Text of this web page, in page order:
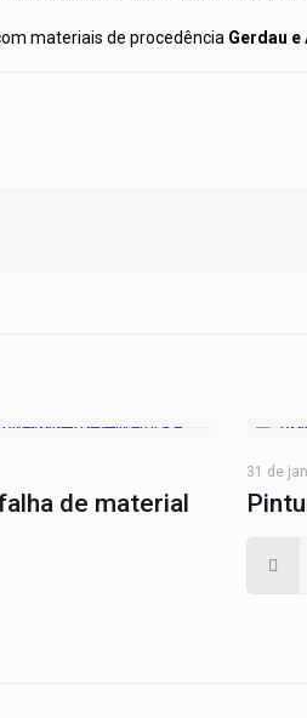
materiais de procedência Gerdau
de material
31 de